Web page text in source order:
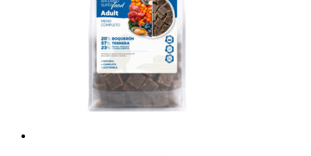
se
pueden
elegir
en
la
página